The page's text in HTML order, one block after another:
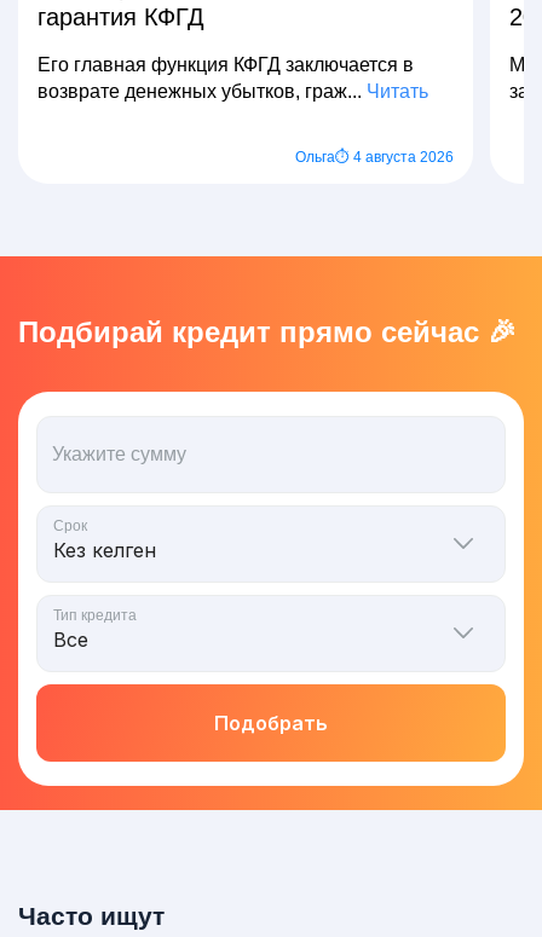
гарантия КФГД
Его главная функция КФГД заключается в
возврате денежных убытков, граж... Читать
Ольга⏱ 4 августа 2026
Подбирай кредит прямо сейчас 🎉
Укажите сумму
Срок
Тип кредита
Подобрать
Часто ищут